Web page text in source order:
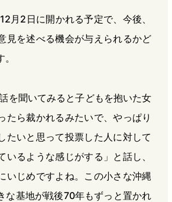
月2日に開かれる予定で、今後、
見を述べる機会が与えられるかど
を聞いてみると子どもを抱いた女
たら裁かれるみたいで、やっぱり
たいと思って投票した人に対して
いるような感じがする」と話し、
いじめですよね。この小さな沖縄
な基地が戦後70年もずっと置かれ